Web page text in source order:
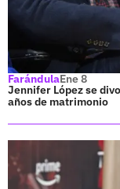
FarándulaEne 8
Jennifer López se
años de matrimonio